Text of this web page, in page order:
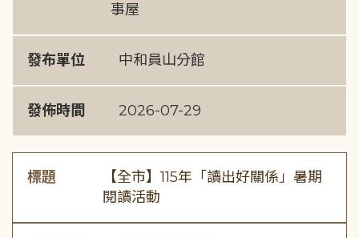
事屋
發布單位 中和員山分館
發佈時間 2026-07-29
標題
【全市】115年「讀出好關係」暑期
閱讀活動